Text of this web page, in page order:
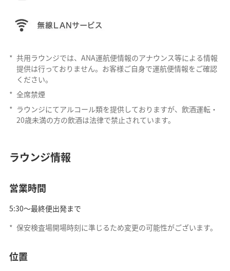
* 共用ラウンジでは、ANA運航便情報のアナウンス等による情報
提供は行っておりません。お客様ご自身で運航便情報をご確認
ください。
* 全席禁煙
* ラウンジにてアルコール類を提供しておりますが、飲酒運転・
20歳未満の方の飲酒は法律で禁止されています。
ラウンジ情報
営業時間
5:30～最終便出発まで
* 保安検査場開場時刻に準じるため変更の可能性がございます。
位置